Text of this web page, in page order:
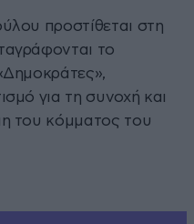
προστίθεται στη
το
για τη συνοχή και
του κόμματος του